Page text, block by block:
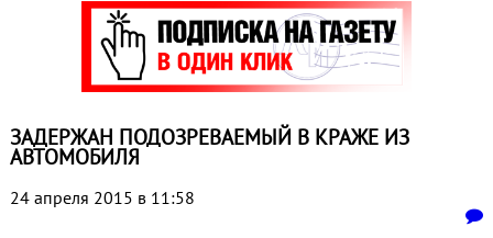
ЗАДЕРЖАН ПОДОЗРЕВАЕМЫЙ В КРАЖЕ ИЗ
АВТОМОБИЛЯ
24 апреля 2015 в 11:58